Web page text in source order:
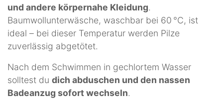
und andere körpernahe Kleidung.
Baumwollunterwäsche, waschbar bei 60 °C, ist
ideal – bei dieser Temperatur werden Pilze
zuverlässig abgetötet.
Nach dem Schwimmen in gechlortem Wasser
solltest du dich abduschen und den nassen
Badeanzug sofort wechseln.